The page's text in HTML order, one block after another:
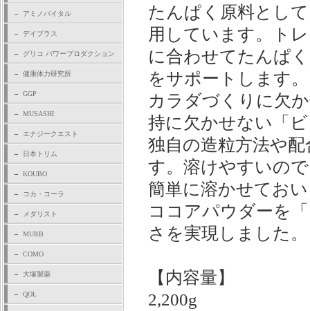
アミノバイタル
デイプラス
グリコ パワープロダクション
健康体力研究所
GGP
MUSASHI
エナジークエスト
日本トリム
KOUBO
コカ・コーラ
メダリスト
MURB
COMO
大塚製薬
QOL
たんぱく原料とし
用しています。ト
に合わせてたんぱ
をサポートします。
カラダづくりに欠
持に欠かせない「
独自の造粒方法や
す。溶けやすいの
簡単に溶かせてお
ココアパウダーを
さを実現しました。
【内容量】
2,200g